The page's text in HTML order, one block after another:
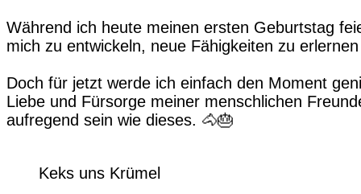
Während ich heute meinen ersten Geburtstag
mich zu entwickeln, neue Fähigkeiten zu
Doch für jetzt werde ich einfach den Moment
Liebe und Fürsorge meiner menschlichen
aufregend sein wie dieses. 🐴🎂
Keks uns Krümel